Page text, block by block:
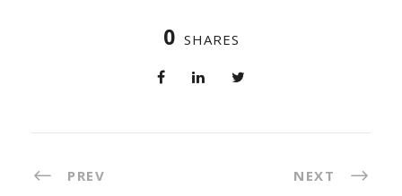
0 SHARES
PREV NEXT